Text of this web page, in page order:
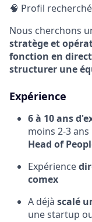
🧠 Profil recherché
Nous cherchons
stratège et
fonction en
structurer une
Expérience
6 à 10 ans
moins 2-3
Head of
Expérience
comex
A déjà scalé
une startup